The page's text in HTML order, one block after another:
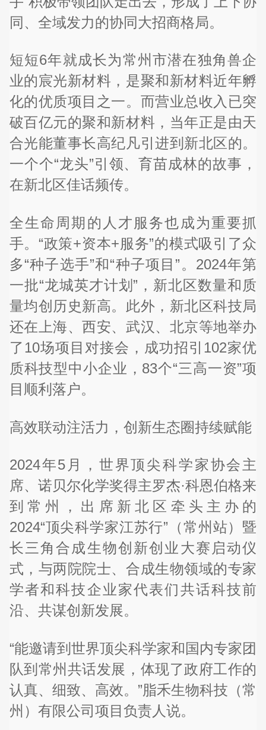
同、全域发力的协同大招商格局。
短短6年就成长为常州市潜在独角兽企
业的宸光新材料，是聚和新材料近年孵
化的优质项目之一。而营业总收入已突
破百亿元的聚和新材料，当年正是由天
合光能董事长高纪凡引进到新北区的。
一个个“龙头”引领、育苗成林的故事，
在新北区佳话频传。
全生命周期的人才服务也成为重要抓
手。“政策+资本+服务”的模式吸引了众
多“种子选手”和“种子项目”。2024年第
一批“龙城英才计划”，新北区数量和质
量均创历史新高。此外，新北区科技局
还在上海、西安、武汉、北京等地举办
了10场项目对接会，成功招引102家优
质科技型中小企业，83个“三高一资”项
目顺利落户。
高效联动注活力，创新生态圈持续赋能
2024年5月，世界顶尖科学家协会主
席、诺贝尔化学奖得主罗杰·科恩伯格来
到常州，出席新北区牵头主办的
2024“顶尖科学家江苏行”（常州站）暨
长三角合成生物创新创业大赛启动仪
式，与两院院士、合成生物领域的专家
学者和科技企业家代表们共话科技前
沿、共谋创新发展。
“能邀请到世界顶尖科学家和国内专家团
队到常州共话发展，体现了政府工作的
认真、细致、高效。”脂禾生物科技（常
州）有限公司项目负责人说。